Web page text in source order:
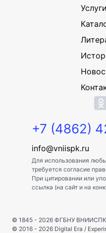
Услуги
+7 (4862)
info@vniispk.ru
Для использования
требуется согласие
При цитировании или
ссылка (на сайт и на
© 1845 - 2026 ФГБНУ ВНИИСПК
© 2016 - 2026 Digital Era /